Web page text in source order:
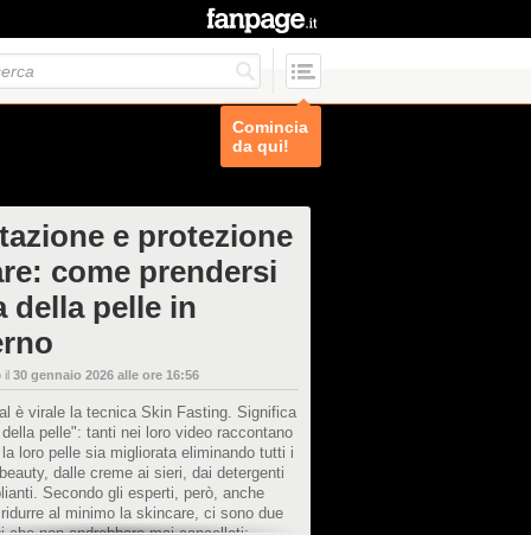
Comincia
da qui!
e protezione
come prendersi
della pelle in
il 30 gennaio 2026 alle ore 16:56
è virale la tecnica Skin Fasting. Significa
pelle": tanti nei loro video raccontano
loro pelle sia migliorata eliminando tutti i
dalle creme ai sieri, dai detergenti
Secondo gli esperti, però, anche
al minimo la skincare, ci sono due